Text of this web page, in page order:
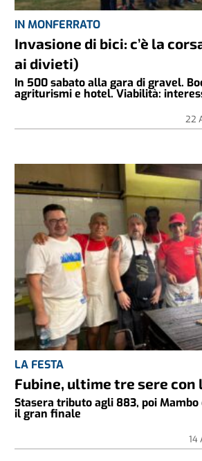
IN MONFERRATO
Invasione di bici: c’è la
ai divieti)
In 500 sabato alla gara di gravel.
agriturismi e hotel. Viabilità:
22
LA FESTA
Fubine, ultime tre sere con
Stasera tributo agli 883, poi
il gran finale
14